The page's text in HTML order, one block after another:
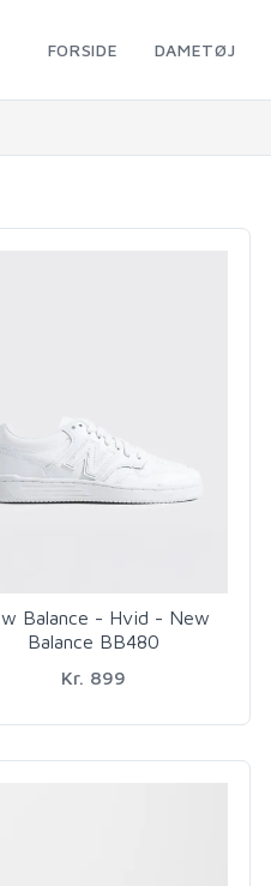
FORSIDE DAMETØJ
Balance - Hvid - New
Balance BB480
Kr. 899